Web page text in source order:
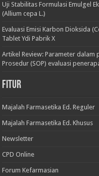
Uji Stabilitas Formulasi Emulgel
(Allium cepa L.)
Evaluasi Emisi Karbon Dioksida
Tablet Ydi Pabrik X
Artikel Review: Parameter dalam
Prosedur (SOP) evaluasi
Fitur
Majalah Farmasetika Ed. Reguler
Majalah Farmasetika Ed. Khusus
Newsletter
CPD Online
Forum Kefarmasian